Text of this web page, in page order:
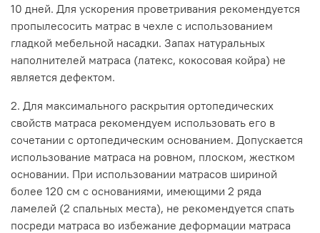
10 дней. Для ускорения проветривания рекомендуется
пропылесосить матрас в чехле с использованием
гладкой мебельной насадки. Запах натуральных
наполнителей матраса (латекс, кокосовая койра) не
является дефектом.
2. Для максимального раскрытия ортопедических
свойств матраса рекомендуем использовать его в
сочетании с ортопедическим основанием. Допускается
использование матраса на ровном, плоском, жестком
основании. При использовании матрасов шириной
более 120 см с основаниями, имеющими 2 ряда
ламелей (2 спальных места), не рекомендуется спать
посреди матраса во избежание деформации матраса